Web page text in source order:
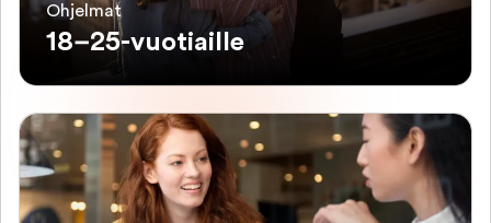
Ohjelmat
18–25-vuotiaille